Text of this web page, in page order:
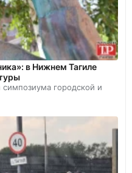
в Нижнем Тагиле
городской и